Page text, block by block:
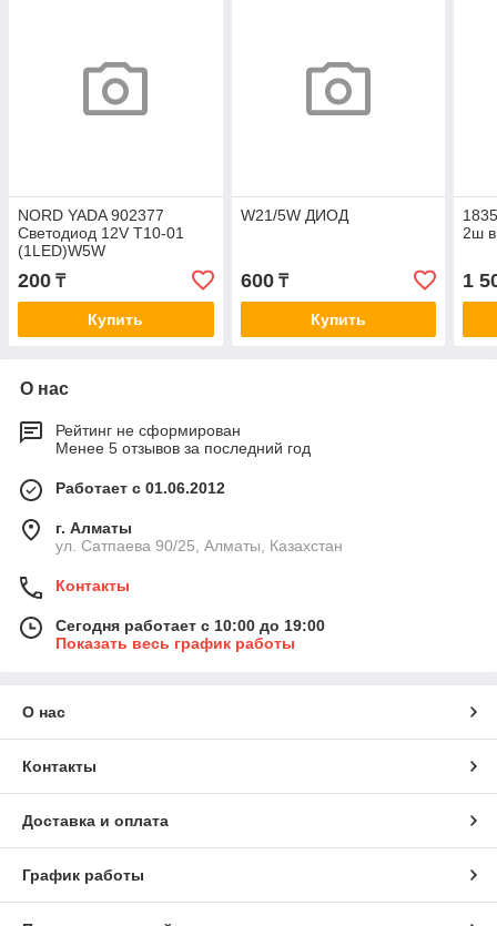
NORD YADA 902377
Светодиод 12V T10-01
(1LED)W5W
красный 0.13W 0.45lm
200 ₸
Купить
W21/5W ДИОД
600₸
Купить
2ш
1
О нас
Рейтинг не сформирован
Менее 5 отзывов за последний год
Работает с 01.06.2012
г. Алматы
ул. Сатпаева 90/25, Алматы, Казахстан
Контакты
Сегодня работает с 10:00 до 19:00
Показать весь график работы
О нас
Контакты
Доставка и оплата
График работы